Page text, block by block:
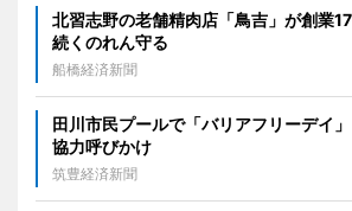
北習志野の老舗精肉店「鳥吉」が創業
続くのれん守る
船橋経済新聞
田川市民プールで「バリアフリーデイ
協力呼びかけ
筑豊経済新聞